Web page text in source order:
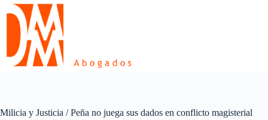
Skip
content
Milicia y Justicia / Peña no juega sus dados en conflicto magisterial